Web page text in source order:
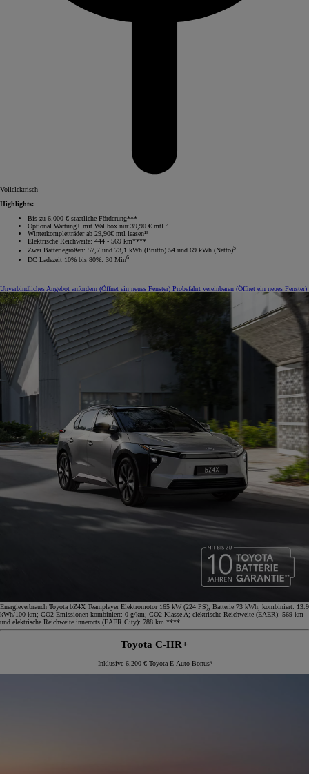
Vollelektrisch
Highlights:
Bis zu 6.000 € staatliche Förderung***
Optional Wartung+ mit Wallbox nur 39,90 € mtl.⁷
Winterkompletträder ab 29,90€ mtl leasen¹⁵
Elektrische Reichweite: 444 - 569 km****
Zwei Batteriegrößen: 57,7 und 73,1 kWh (Brutto) 54 und 69 kWh (Netto)5
DC Ladezeit 10% bis 80%: 30 Min6
Unverbindliches Angebot anfordern (Öffnet ein neues Fenster) Probefahrt vereinbaren (Öffnet ein neues Fenster)
Energieverbrauch Toyota bZ4X Teamplayer Elektromotor 165 kW (224 PS), Batterie 73 kWh; kombiniert: 13.9
kWh/100 km; CO2-Emissionen kombiniert: 0 g/km; CO2-Klasse A; elektrische Reichweite (EAER): 569 km
und elektrische Reichweite innerorts (EAER City): 788 km.****
Toyota C-HR+
Inklusive 6.200 € Toyota E-Auto Bonus⁹